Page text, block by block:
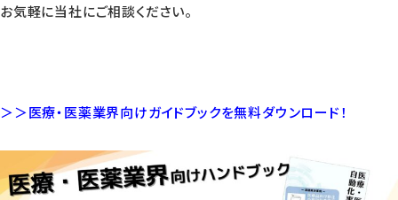
お気軽に当社にご相談ください。
＞＞医療・医薬業界向けガイドブックを無料ダウンロード！